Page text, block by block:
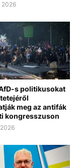
2026
s politikusokat
meg az antifák
kongresszuson